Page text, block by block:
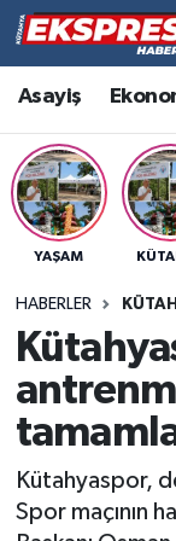
Asayiş
YAŞAM
HABERLER
Kütahyaspor,
Spor maçının
Altıntaş
Asayiş
Aslanapa
Bölge
Hava
Trafik
Süper Lig
Son Dakika
Haber